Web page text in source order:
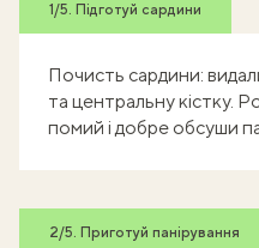
1/5. Підготуй сардини
Почисть сардини:
та центральну кістку.
помий і добре обсуши
2/5. Приготуй панірування